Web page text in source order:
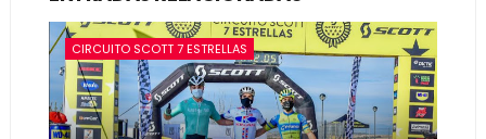
CIRCUITO SCOTT 7 ESTRELLAS